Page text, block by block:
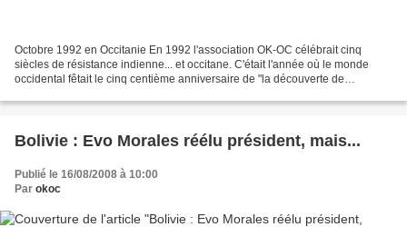
Octobre 1992 en Occitanie En 1992 l'association OK-OC célébrait cinq
siècles de résistance indienne... et occitane. C'était l'année où le monde
occidental fêtait le cinq centième anniversaire de "la découverte de
Bolivie : Evo Morales réélu président, mais...
Publié le 16/08/2008 à 10:00
Par okoc